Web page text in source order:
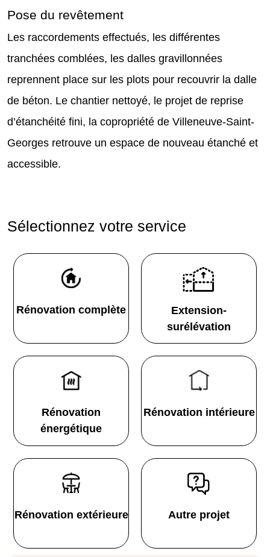
Pose du revêtement
Les raccordements effectués, les différentes
tranchées comblées, les dalles gravillonnées
reprennent place sur les plots pour recouvrir la dalle
de béton. Le chantier nettoyé, le projet de reprise
d’étanchéité fini, la copropriété de Villeneuve-Saint-
Georges retrouve un espace de nouveau étanché et
accessible.
Sélectionnez votre service
Rénovation complète
Extension-
surélévation
Rénovation
énergétique
Rénovation intérieure
Rénovation extérieure Autre projet